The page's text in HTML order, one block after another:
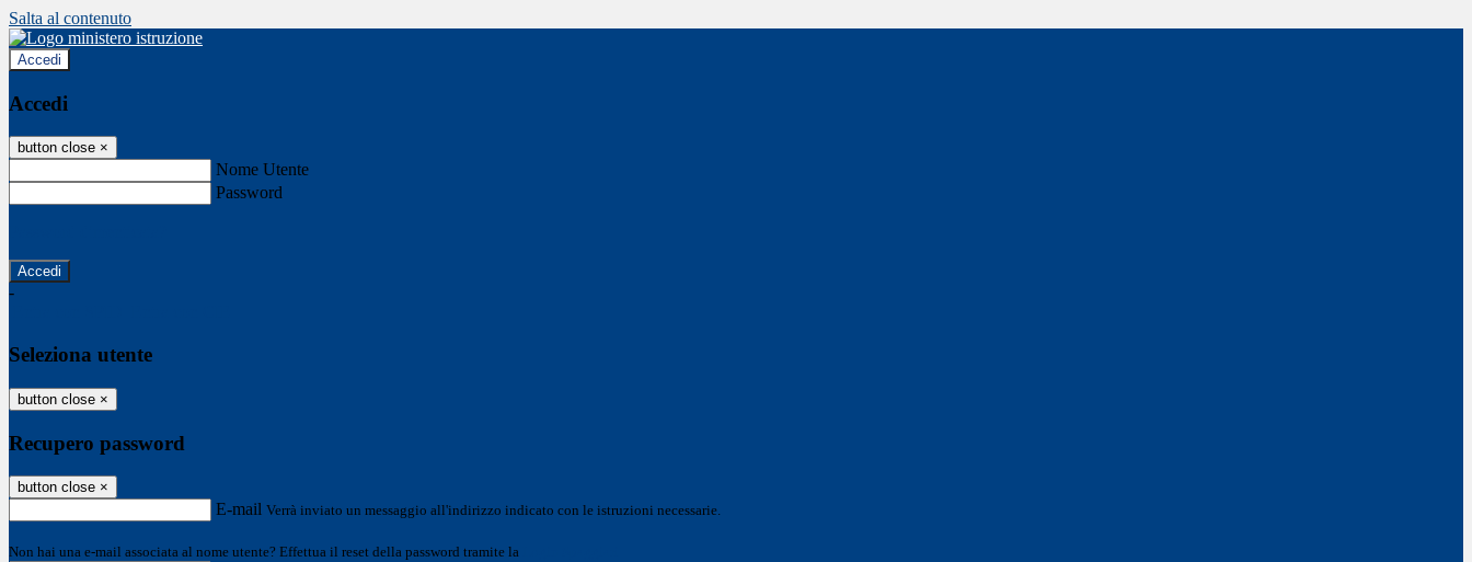
Salta al contenuto
Accedi
Accedi
button close ×
Nome Utente
Password
-
Seleziona utente
button close ×
Recupero password
button close ×
E-mail Verrà inviato un messaggio all'indirizzo indicato con le istruzioni necessarie.
Non hai una e-mail associata al nome utente? Effettua il reset della password tramite la